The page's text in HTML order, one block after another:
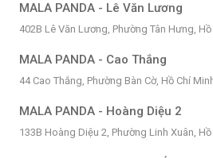
MALA PANDA - Lê Văn Lương
402B Lê Văn Lương, Phường Tân Hưng,
MALA PANDA - Cao Thắng
44 Cao Thắng, Phường Bàn Cờ, Hồ Chí
MALA PANDA - Hoàng Diệu 2
133B Hoàng Diệu 2, Phường Linh Xuân,